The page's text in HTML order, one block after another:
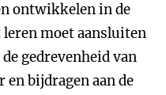
ontwikkelen in de
moet aansluiten
gedrevenheid van
bijdragen aan de